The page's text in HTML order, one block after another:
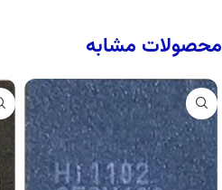
محصولات مشابه